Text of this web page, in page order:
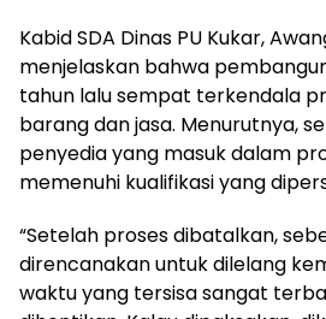
Kabid SDA Dinas PU Kukar,
menjelaskan bahwa
tahun lalu sempat terkendala
barang dan jasa. Menurutnya,
penyedia yang masuk dalam
memenuhi kualifikasi yang
“Setelah proses dibatalkan,
direncanakan untuk dilelang
waktu yang tersisa sangat